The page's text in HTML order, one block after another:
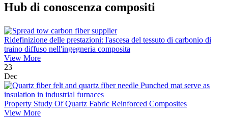
Hub di conoscenza compositi
Ridefinizione delle prestazioni: l'ascesa del tessuto di carbonio di
traino diffuso nell'ingegneria composita
View More
23
Dec
Property Study Of Quartz Fabric Reinforced Composites
View More